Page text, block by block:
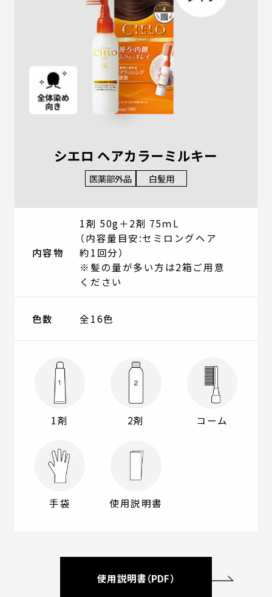
シエロ ヘアカラーミルキー
医薬部外品 白髪用
内容物
1剤 50g＋2剤 75ｍL
（内容量目安:セミロングヘア
約1回分）
※髪の量が多い方は2箱ご用意
ください
色数 全16色
1剤 2剤 コーム
手袋 使用説明書
使用説明書（PDF）